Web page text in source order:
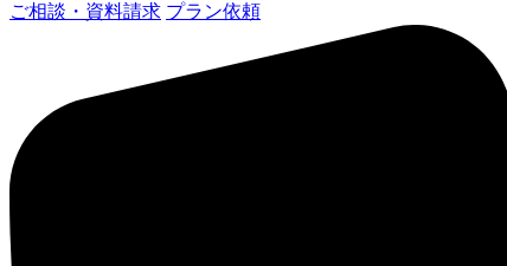
ご相談・資料請求 プラン依頼